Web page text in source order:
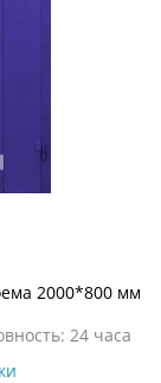
2000*800 мм
24 часа